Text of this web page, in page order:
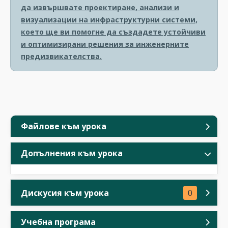
Файлове към урока
Допълнения към урока
Дискусия към урока 0
Учебна програма
да извършвате проектиране, анализи и
визуализации на инфраструктурни системи,
което ще ви помогне да създадете устойчиви
и оптимизирани решения за инженерните
предизвикателства.